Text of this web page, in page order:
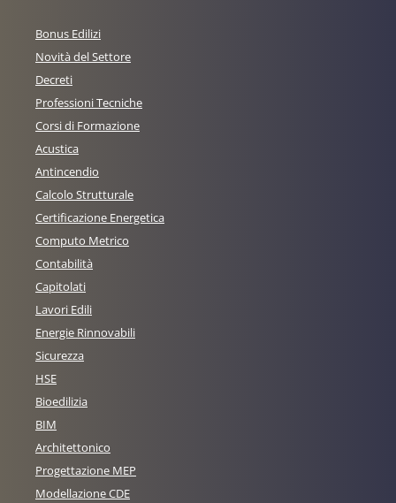
Bonus Edilizi
Novità del Settore
Decreti
Professioni Tecniche
Corsi di Formazione
Acustica
Antincendio
Calcolo Strutturale
Certificazione Energetica
Computo Metrico
Contabilità
Capitolati
Lavori Edili
Energie Rinnovabili
Sicurezza
HSE
Bioedilizia
BIM
Architettonico
Progettazione MEP
Modellazione CDE